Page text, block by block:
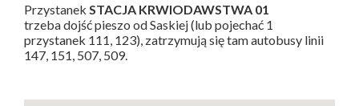
Przystanek STACJA KRWIODAWSTWA 01
trzeba dojść pieszo od Saskiej (lub pojechać 1
przystanek 111, 123), zatrzymują się tam autobusy linii
147, 151, 507, 509.